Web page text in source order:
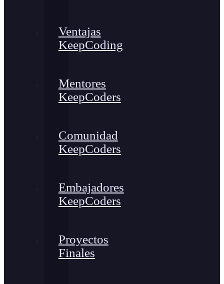
Ventajas
KeepCoding
Mentores
KeepCoders
Comunidad
KeepCoders
Embajadores
KeepCoders
Proyectos
Finales